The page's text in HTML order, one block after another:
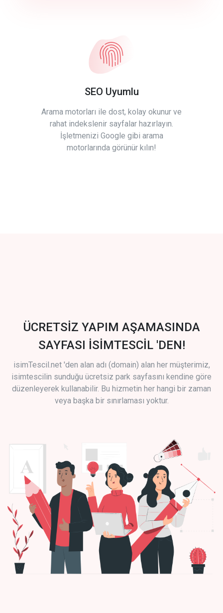
SEO Uyumlu
Arama motorları ile dost, kolay okunur ve
rahat indekslenir sayfalar hazırlayın.
İşletmenizi Google gibi arama
motorlarında görünür kılın!
ÜCRETSİZ YAPIM AŞAMASINDA
SAYFASI İSİMTESCİL 'DEN!
isimTescil.net 'den alan adı (domain) alan her müşterimiz,
isimtescilin sunduğu ücretsiz park sayfasını kendine göre
düzenleyerek kullanabilir. Bu hizmetin her hangi bir zaman
veya başka bir sınırlaması yoktur.